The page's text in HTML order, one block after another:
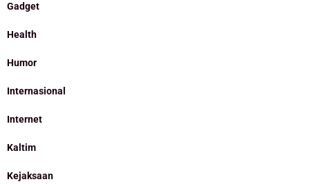
Gadget
Health
Humor
Internasional
Internet
Kaltim
Kejaksaan